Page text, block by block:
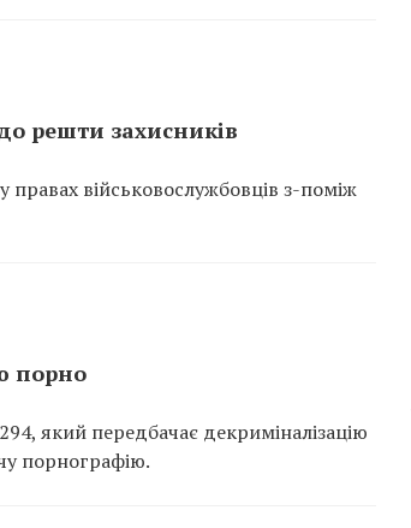
решти захисників
військовослужбовців з-поміж
порно
який передбачає декриміналізацію
порнографію.